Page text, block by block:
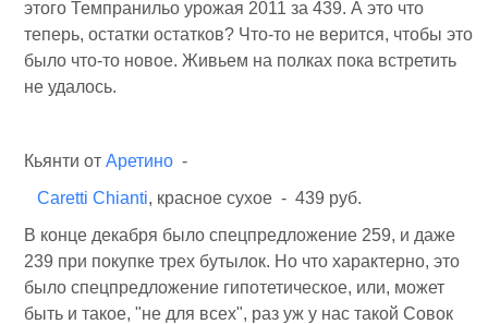
этого Темпранильо урожая 2011 за 439. А это что
теперь, остатки остатков? Что-то не верится, чтобы это
было что-то новое. Живьем на полках пока встретить
не удалось.
Кьянти от Аретино -
Caretti Chianti, красное сухое - 439 руб.
В конце декабря было спецпредложение 259, и даже
239 при покупке трех бутылок. Но что характерно, это
было спецпредложение гипотетическое, или, может
быть и такое, "не для всех", раз уж у нас такой Совок